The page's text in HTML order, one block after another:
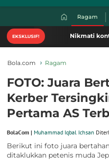
Ragam
EKSKLUSIF! Nikmati konten-
Bola.com Ragam
FOTO: Juara
Kerber
Pertama AS
BolaCom | Muhammad Iqbal Ichsan
Berikut ini foto juara
ditaklukkan petenis muda